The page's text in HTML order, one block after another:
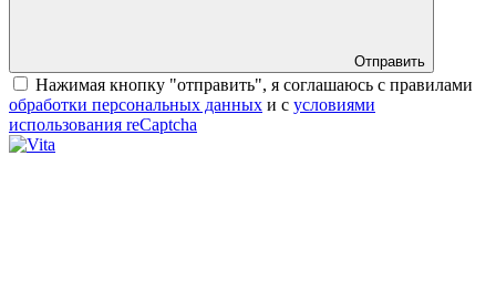
Отправить
Нажимая кнопку "отправить", я соглашаюсь с правилами
обработки персональных данных и с условиями
использования reCaptcha